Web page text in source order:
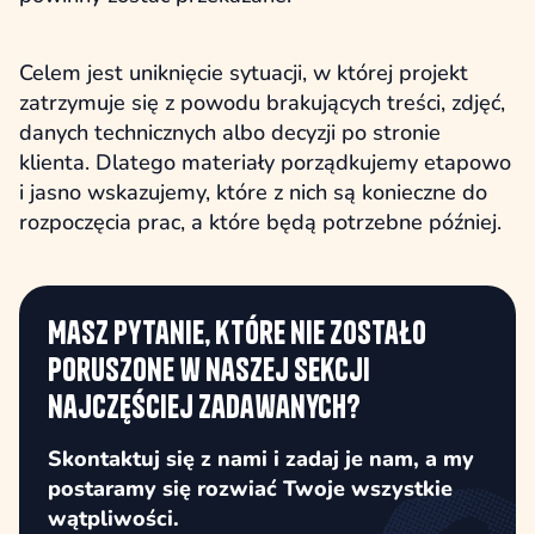
Celem jest uniknięcie sytuacji, w której projekt
zatrzymuje się z powodu brakujących treści, zdjęć,
danych technicznych albo decyzji po stronie
klienta. Dlatego materiały porządkujemy etapowo
i jasno wskazujemy, które z nich są konieczne do
rozpoczęcia prac, a które będą potrzebne później.
Masz pytanie, które nie zostało
poruszone w naszej sekcji
najczęściej zadawanych?
Skontaktuj się z nami i zadaj je nam, a my
postaramy się rozwiać Twoje wszystkie
wątpliwości.